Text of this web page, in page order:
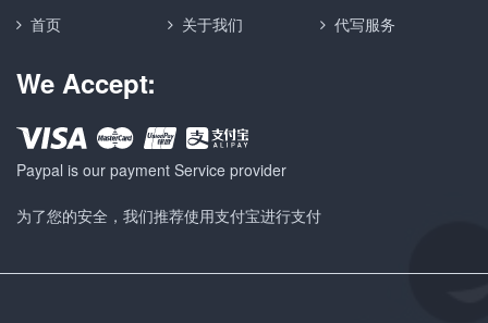
首页 关于我们 代写服务
We Accept:
Paypal is our payment Service provider
为了您的安全，我们推荐使用支付宝进行支付